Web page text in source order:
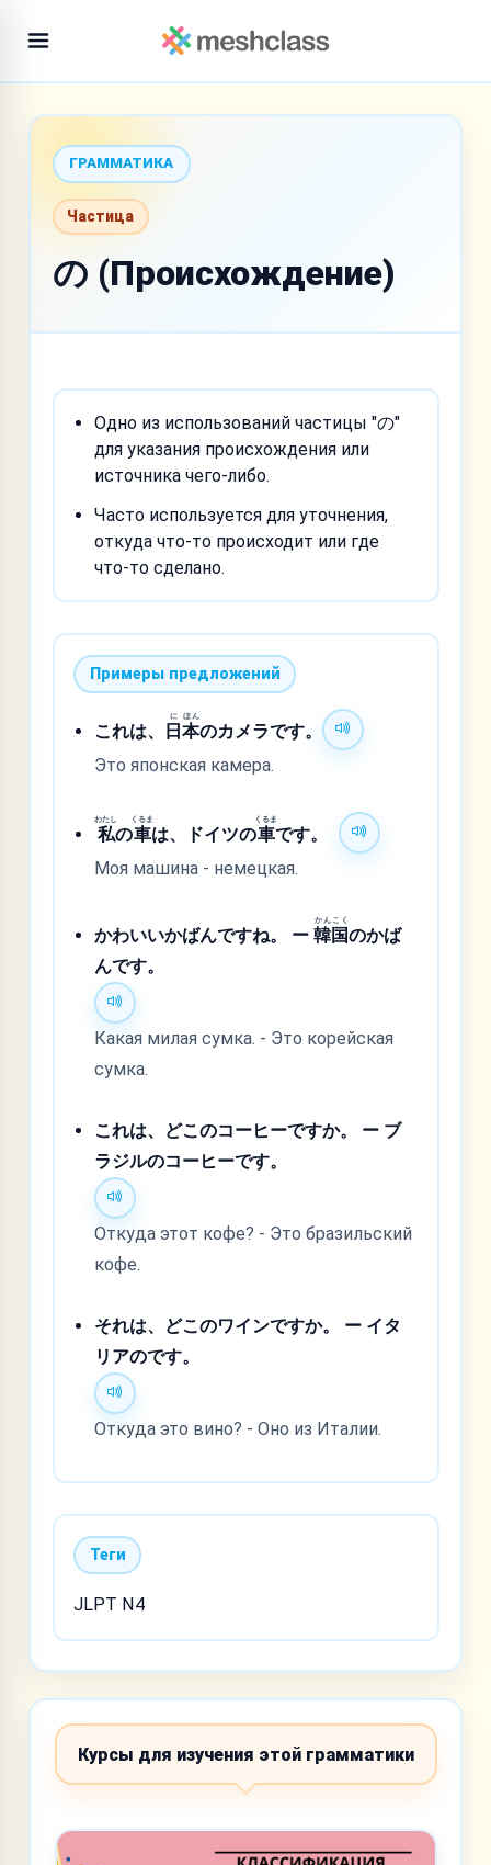
ГРАММАТИКА
Частица
の (Происхождение)
Одно из использований частицы "の"
для указания происхождения или
источника чего-либо.
Часто используется для уточнения,
откуда что-то происходит или где
что-то сделано.
Примеры предложений
これは、 日
に
本
ほん
のカメラです。
Это японская камера.
私
わたし
の車
くるま
は、ドイツの車
くるま
です。
Моя машина - немецкая.
かわいいかばんですね。 ー韓
かん
国
こく
のかば
んです。
Какая милая сумка. - Это корейская
сумка.
これは、どこのコーヒーですか。 ー ブ
ラジルのコーヒーです。
Откуда этот кофе? - Это бразильский
кофе.
それは、どこのワインですか。 ー イタ
リアのです。
Откуда это вино? - Оно из Италии.
Теги
JLPT N4
Курсы для изучения этой грамматики